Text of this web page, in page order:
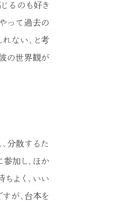
るのも好き
って過去の
ない、と考
の世界観が
分散するた
加し、ほか
よく、いい
が、台本を